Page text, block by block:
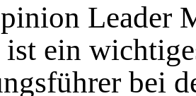
Leader
ein
bei